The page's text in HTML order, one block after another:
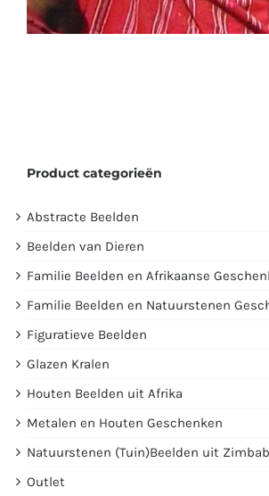
Product categorieën
Abstracte Beelden
Beelden van Dieren
Familie Beelden en Afrikaanse
Familie Beelden en Natuurstenen
Figuratieve Beelden
Glazen Kralen
Houten Beelden uit Afrika
Metalen en Houten Geschenken
Natuurstenen (Tuin)Beelden uit
Outlet